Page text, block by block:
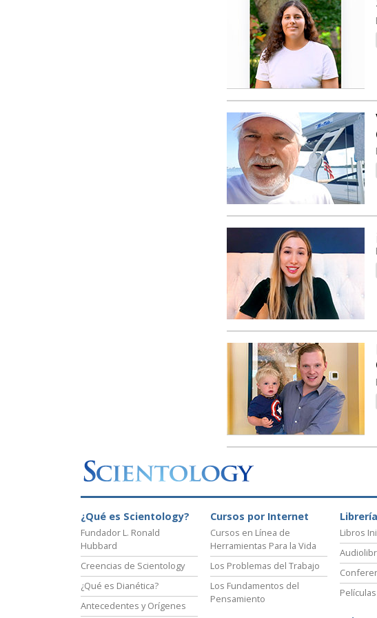
Amor y Odio: ¿Qué es Grandeza?
¿Qué es Scientology?
Fundador L. Ronald
Hubbard
Creencias de Scientology
¿Qué es Dianética?
Antecedentes y Orígenes
Cursos por Internet
Cursos en Línea de
Herramientas Para la Vida
Los Problemas del Trabajo
Los Fundamentos del
Pensamiento
Librería
Libros